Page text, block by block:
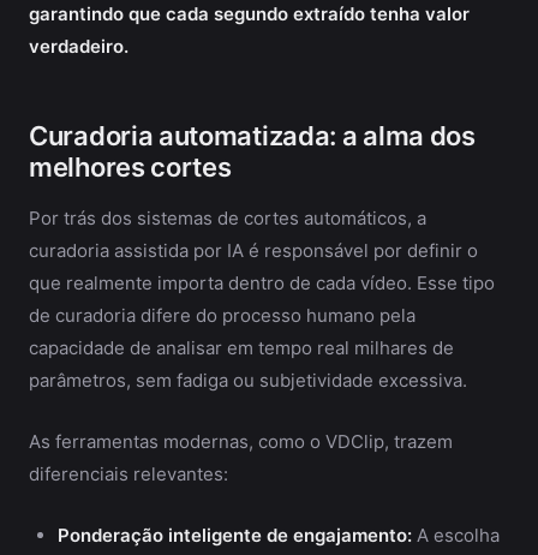
garantindo que cada segundo extraído tenha valor
verdadeiro.
Curadoria automatizada: a alma dos
melhores cortes
Por trás dos sistemas de cortes automáticos, a
curadoria assistida por IA é responsável por definir o
que realmente importa dentro de cada vídeo. Esse tipo
de curadoria difere do processo humano pela
capacidade de analisar em tempo real milhares de
parâmetros, sem fadiga ou subjetividade excessiva.
As ferramentas modernas, como o VDClip, trazem
diferenciais relevantes:
Ponderação inteligente de engajamento: A escolha